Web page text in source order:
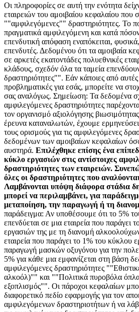
Οι πληροφορίες σε αυτή την ενότητα
εταιρειών του αμοιβαίου κεφαλαίου που
""αμφιλεγόμενες"" δραστηριότητες. Το
πραγματικά αμφιλεγόμενη και κατά
επενδυτική απόφαση εναπόκειται,
επενδυτές. Δεδομένου ότι τα αμοιβαία
σε αρκετές εκατοντάδες πολυεθνικές
κλάδους, σχεδόν όλα τα ταμεία
δραστηριότητες"". Εάν κάποιες από αυτές
προβληματικές για εσάς, μπορείτε να
σας αναλόγως. Σημείωση: Τα δεδομένα
αμφιλεγόμενες δραστηριότητες
τον οργανισμό αξιολόγησης
έρευνα καταναλωτών, έχουμε
τους ορισμούς για τις αμφιλεγόμενες
δεδομένων των αμοιβαίων κεφαλαίων
αυστηρά. Επιλέχθηκε επίσης ένα
κύκλο εργασιών στις αντίστοιχες
δραστηριότητες των εταιρειών.
όλες οι δραστηριότητες που
Λαμβάνονται υπόψη διάφορα στάδια
μπορεί να περιλαμβάνει, για
μεταποίηση, την παραγωγή ή τη
παράδειγμα: Αν υποθέσουμε ότι το 5%
επενδύεται σε μια εταιρεία που παράγει
εργασιών της με τη διανομή
εταιρεία που παράγει το 1% του κύκλου
παραγωγή μασκών οξυγόνου για την
5% για κάθε μια εμφανίζεται στη βάση
αμφιλεγόμενες δραστηριότητες
αλκοόλ)"" και ""Πολιτικά πυροβόλα όπλα
εξοπλισμός"". Οι πάροχοι κεφαλαίων
διαφορετικό πεδίο εφαρμογής για τον
αμφιλεγόμενων δραστηριοτήτων ή να